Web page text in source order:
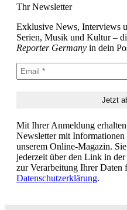
Thr Newsletter
Exklusive News, Interviews
Serien, Musik und Kultur –
Reporter Germany in dein
Mit Ihrer Anmeldung
Newsletter mit Informationen
unserem Online-Magazin.
jederzeit über den Link in
zur Verarbeitung Ihrer Daten
Datenschutzerklärung.